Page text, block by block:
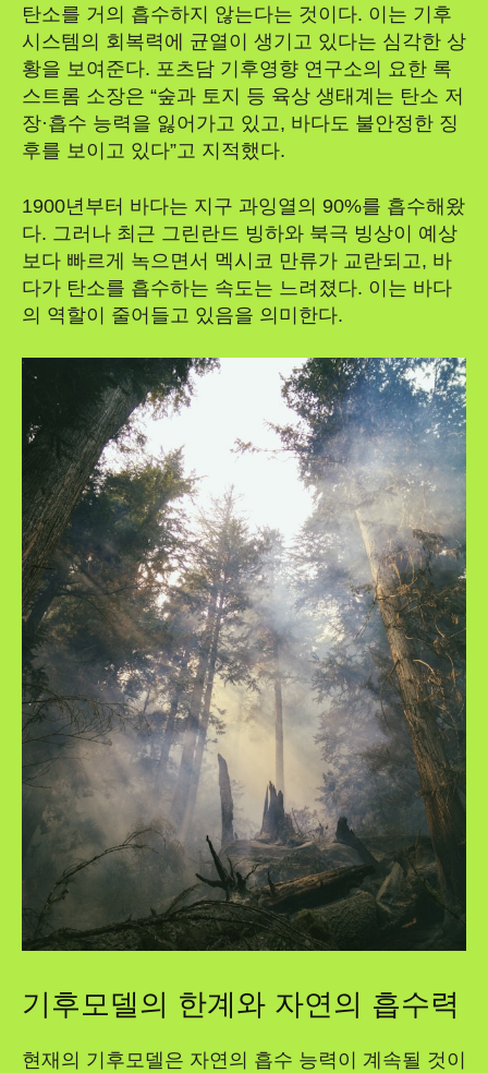
탄소를 거의 흡수하지 않는다는 것이다. 이는 기후
시스템의 회복력에 균열이 생기고 있다는 심각한 상
황을 보여준다. 포츠담 기후영향 연구소의 요한 록
스트롬 소장은 “숲과 토지 등 육상 생태계는 탄소 저
장·흡수 능력을 잃어가고 있고, 바다도 불안정한 징
후를 보이고 있다”고 지적했다.
1900년부터 바다는 지구 과잉열의 90%를 흡수해왔
다. 그러나 최근 그린란드 빙하와 북극 빙상이 예상
보다 빠르게 녹으면서 멕시코 만류가 교란되고, 바
다가 탄소를 흡수하는 속도는 느려졌다. 이는 바다
의 역할이 줄어들고 있음을 의미한다.
기후모델의 한계와 자연의 흡수력
현재의 기후모델은 자연의 흡수 능력이 계속될 것이